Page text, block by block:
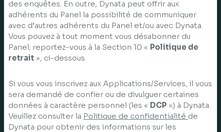
des enquêtes. En outre, Dynata peut offrir aux
adhérents du Panel la possibilité de communiquer
avec d’autres adhérents du Panel et/ou avec Dynata.
Vous pouvez à tout moment vous désabonner du
Panel; reportez-vous à la Section 10 « Politique de
retrait », ci-dessous.
Si vous vous inscrivez aux Applications/Services, il vous
sera demandé de confier ou de divulguer certaines
données à caractère personnel (les « DCP ») à Dynata.
Veuillez consulter la Politique de confidentialité de
Dynata pour obtenir des informations sur les